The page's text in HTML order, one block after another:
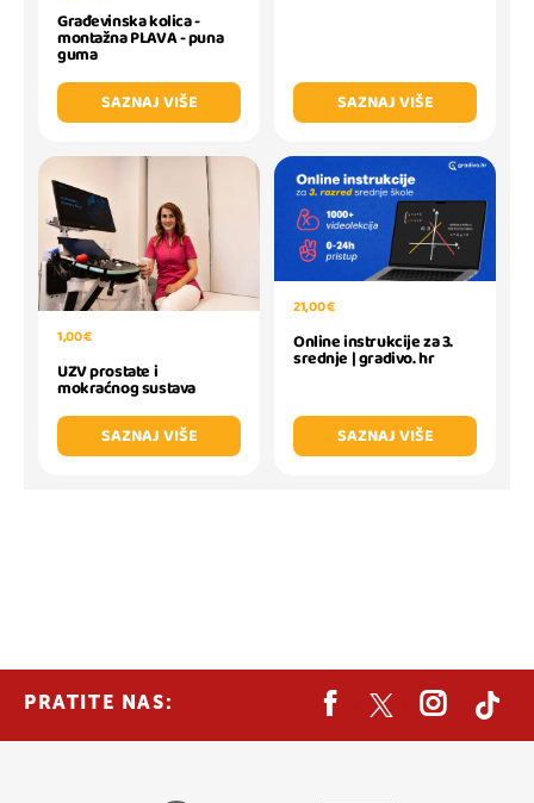
Građevinska kolica -
montažna PLAVA - puna
guma
SAZNAJ VIŠE
SAZNAJ VIŠE
1,00 €
UZV prostate i
mokraćnog sustava
SAZNAJ VIŠE
21,00 €
Online instrukcije za 3.
srednje | gradivo. hr
SAZNAJ VIŠE
PRATITE NAS: